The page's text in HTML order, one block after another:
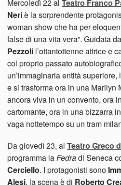
Mercoledì 22 al Teatro Franco
Neriè la sorprendente
woman show che ha per
false di una vita vera”. Guidata
Pezzoli l’ottantottenne attrice e
col proprio passato
un’immaginaria entità
e si trasforma ora in una Marilyn
ancora viva in un convento, ora
cartomante, ora in una bizzarra
vaga nottetempo su un tram
Da giovedì 23, al Teatro Greco
programma laFedradi Seneca
Cerciello. I protagonisti sono
Alesi, la scena è di Roberto